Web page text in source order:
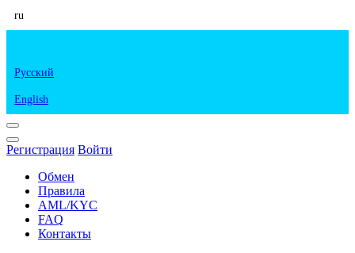
ru
Русский
English
Регистрация Войти
Обмен
Правила
AML/KYC
FAQ
Контакты